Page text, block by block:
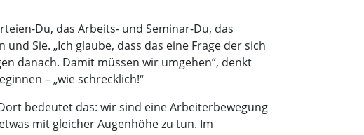
Du, das Arbeits- und Seminar-Du, das
Sie. „Ich glaube, dass das eine Frage der sich
danach. Damit müssen wir umgehen“, denkt
– „wie schrecklich!“
bedeutet das: wir sind eine Arbeiterbewegung
mit gleicher Augenhöhe zu tun. Im